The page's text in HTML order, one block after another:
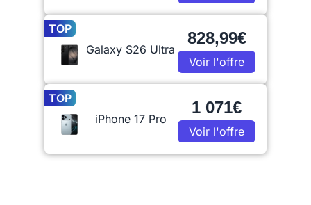
TOP
Galaxy S26 Ultra
828,99€
Voir l'offre
TOP
iPhone 17 Pro
1 071€
Voir l'offre